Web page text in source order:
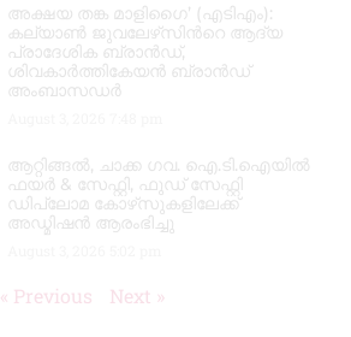
അക്ഷയ തങ്ക മാളിഗൈ’ (എടിഎം):
കല്യാണ്‍ ജുവലേഴ്‌സിന്‍റെ ആദ്യ
പ്രാദേശിക ബ്രാന്‍ഡ്,
ശിവകാര്‍ത്തികേയന്‍ ബ്രാന്‍ഡ്
അംബാസഡര്‍
ആറ്റിങ്ങൽ, ചാക്ക ഗവ. ഐ.ടി.ഐയിൽ
ഫയർ & സേഫ്റ്റി, ഫുഡ് സേഫ്റ്റി
ഡിപ്ലോമ കോഴ്‌സുകളിലേക്ക്
അഡ്മിഷൻ ആരംഭിച്ചു
« Previous Next »